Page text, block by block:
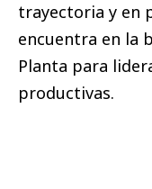
trayectoria y en
encuentra en la
Planta para
productivas.